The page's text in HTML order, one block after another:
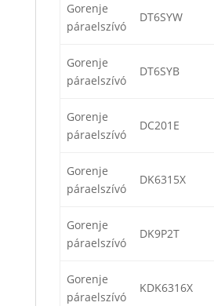
Gorenje
páraelszívó
DT6SYW
Gorenje
páraelszívó
DT6SYB
Gorenje
páraelszívó
DC201E
Gorenje
páraelszívó
DK6315X
Gorenje
páraelszívó
DK9P2T
Gorenje
páraelszívó
KDK6316X